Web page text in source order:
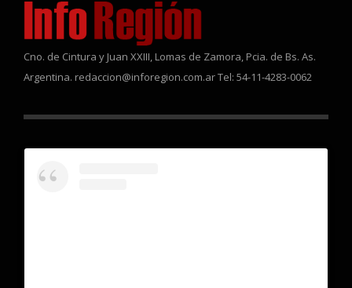
Cno. de Cintura y Juan XXIII, Lomas de Zamora, Pcia. de Bs. As.
Argentina. redaccion@inforegion.com.ar Tel: 54-11-4283-0062